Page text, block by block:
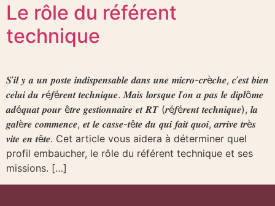
Le rôle du référent
technique
𝑺’𝒊𝒍 𝒚 𝒂 𝒖𝒏 𝒑𝒐𝒔𝒕𝒆 𝒊𝒏𝒅𝒊𝒔𝒑𝒆𝒏𝒔𝒂𝒃𝒍𝒆 𝒅𝒂𝒏𝒔 𝒖𝒏𝒆 𝒎𝒊𝒄𝒓𝒐-𝒄𝒓è𝒄𝒉𝒆, 𝒄’𝒆𝒔𝒕 𝒃𝒊𝒆𝒏
𝒄𝒆𝒍𝒖𝒊 𝒅𝒖 𝒓é𝒇é𝒓𝒆𝒏𝒕 𝒕𝒆𝒄𝒉𝒏𝒊𝒒𝒖𝒆. 𝑴𝒂𝒊𝒔 𝒍𝒐𝒓𝒔𝒒𝒖𝒆 𝒍’𝒐𝒏 𝒂 𝒑𝒂𝒔 𝒍𝒆 𝒅𝒊𝒑𝒍ô𝒎𝒆
𝒂𝒅é𝒒𝒖𝒂𝒕 𝒑𝒐𝒖𝒓 ê𝒕𝒓𝒆 𝒈𝒆𝒔𝒕𝒊𝒐𝒏𝒏𝒂𝒊𝒓𝒆 𝒆𝒕 𝑹𝑻 (𝒓é𝒇é𝒓𝒆𝒏𝒕 𝒕𝒆𝒄𝒉𝒏𝒊𝒒𝒖𝒆), 𝒍𝒂
𝒈𝒂𝒍è𝒓𝒆 𝒄𝒐𝒎𝒎𝒆𝒏𝒄𝒆, 𝒆𝒕 𝒍𝒆 𝒄𝒂𝒔𝒔𝒆-𝒕ê𝒕𝒆 𝒅𝒖 𝒒𝒖𝒊 𝒇𝒂𝒊𝒕 𝒒𝒖𝒐𝒊, 𝒂𝒓𝒓𝒊𝒗𝒆 𝒕𝒓è𝒔
𝒗𝒊𝒕𝒆 𝒆𝒏 𝒕ê𝒕𝒆. Cet article vous aidera à déterminer quel
profil embaucher, le rôle du référent technique et ses
missions. […]